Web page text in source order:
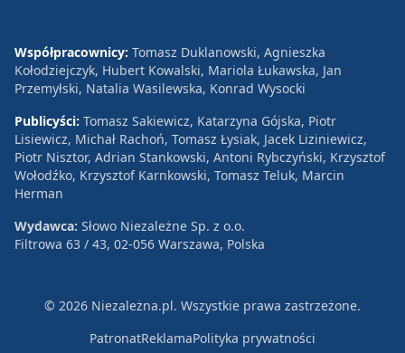
Współpracownicy: Tomasz Duklanowski, Agnieszka
Kołodziejczyk, Hubert Kowalski, Mariola Łukawska, Jan
Przemyłski, Natalia Wasilewska, Konrad Wysocki
Publicyści: Tomasz Sakiewicz, Katarzyna Gójska, Piotr
Lisiewicz, Michał Rachoń, Tomasz Łysiak, Jacek Liziniewicz,
Piotr Nisztor, Adrian Stankowski, Antoni Rybczyński, Krzysztof
Wołodźko, Krzysztof Karnkowski, Tomasz Teluk, Marcin
Herman
Wydawca: Słowo Niezależne Sp. z o.o.
Filtrowa 63 / 43, 02-056 Warszawa, Polska
© 2026 Niezależna.pl. Wszystkie prawa zastrzeżone.
PatronatReklamaPolityka prywatności